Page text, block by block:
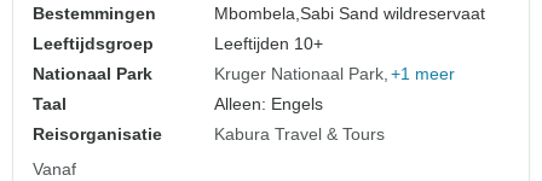
Bestemmingen
Mbombela,Sabi Sand wildreservaat
Leeftijdsgroep
Leeftijden 10+
Nationaal Park
Kruger Nationaal Park +1 meer
Taal
Alleen: Engels
Reisorganisatie
Kabura Travel & Tours
Vanaf